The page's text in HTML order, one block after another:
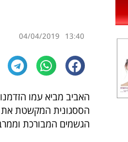
13:40
04/04/2019
האביב מביא עמו
הססגונית המקשטת את
הגשמים המבורכת